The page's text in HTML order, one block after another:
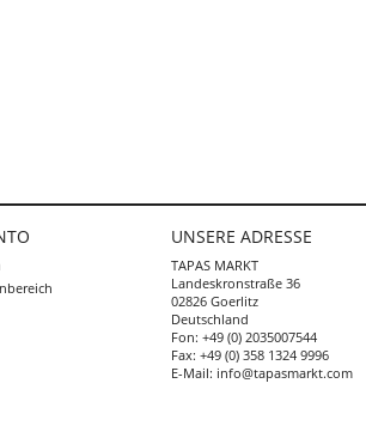
UNSERE ADRESSE
TAPAS MARKT
Landeskronstraße 36
02826 Goerlitz
Deutschland
Fon: +49 (0) 2035007544
Fax: +49 (0) 358 1324 9996
E-Mail: info@tapasmarkt.com